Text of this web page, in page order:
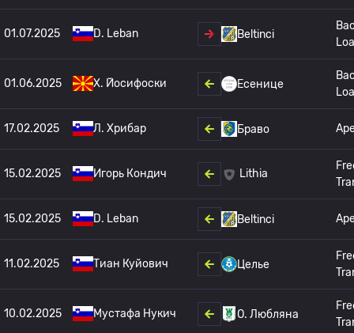
01.07.2025 D. Leban Beltinci
01.06.2025 Х. Йосифоски Есенице
17.02.2025 Л. Хрибар Браво
15.02.2025 Игорь Кондич Lithia
15.02.2025 D. Leban Beltinci
11.02.2025 Тиан Куйович Целье
10.02.2025 Мустафа Нукич О. Любляна